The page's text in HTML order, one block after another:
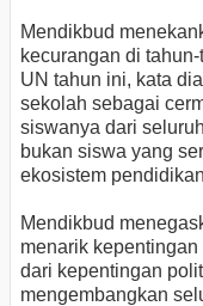
Mendikbud
kecurangan di
UN tahun ini, kata
sekolah sebagai
siswanya dari
bukan siswa yang
ekosistem
Mendikbud
menarik
dari kepentingan
mengembangkan